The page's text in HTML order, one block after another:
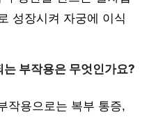
성장시켜 자궁에 이식
부작용은 무엇인가요?
작용으로는 복부 통증,